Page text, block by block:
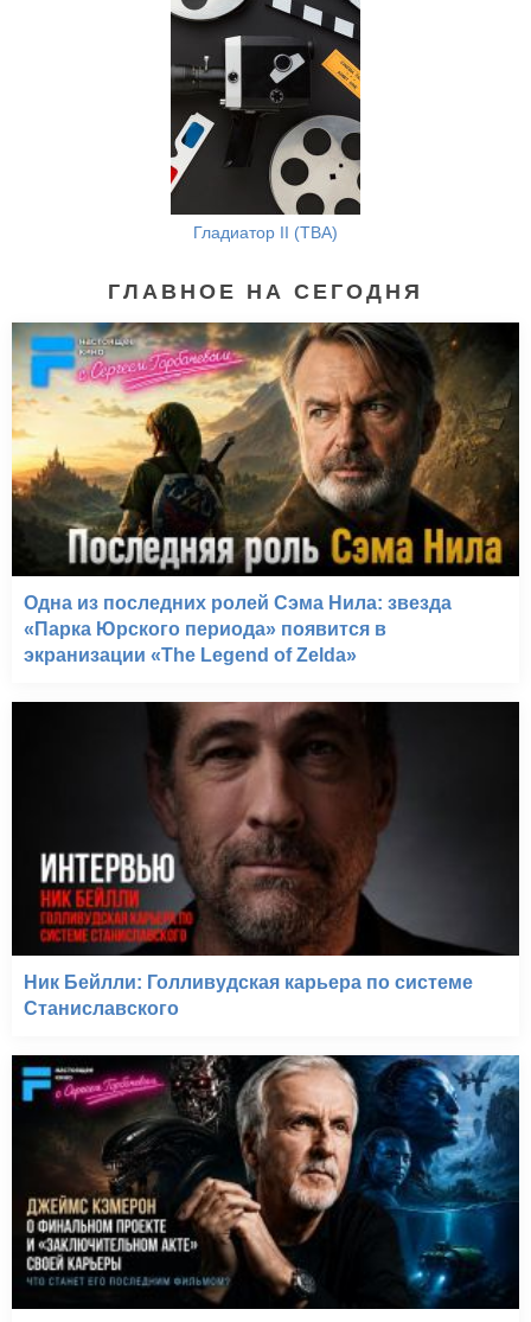
Гладиатор II (TBA)
ГЛАВНОЕ НА СЕГОДНЯ
Одна из последних ролей Сэма Нила: звезда
«Парка Юрского периода» появится в
экранизации «The Legend of Zelda»
Ник Бейлли: Голливудская карьера по системе
Станиславского